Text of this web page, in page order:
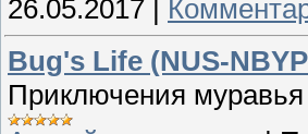
26.05.2017
Bug's Life (NUS-
Приключения